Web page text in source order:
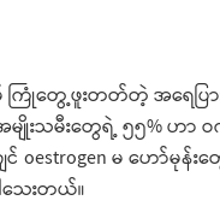
မ် ကြုံတွေ့ဖူးတတ်တဲ့ အရေပ
မျိုးသမီးတွေရဲ့ ၅၅% ဟ
oestrogen မ ဟော်မုန်
သေးတယ်။